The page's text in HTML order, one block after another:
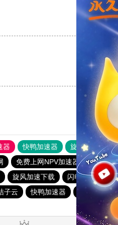
器 快鸭加速器 旋风加速度器
免费上网NPV加速器 夏时加
旋风加速下载
闪电猫加速器
子云 快鸭加速器 falemon加